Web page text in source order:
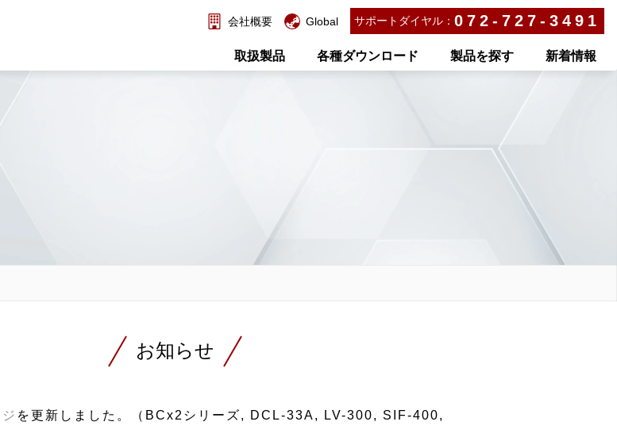
会社概要 Global サポートダイヤル： 072-727-3491
取扱製品 各種ダウンロード 製品を探す 新着情報
お知らせ
を更新しました。（BCx2シリーズ, DCL-33A, LV-300, SIF-400,